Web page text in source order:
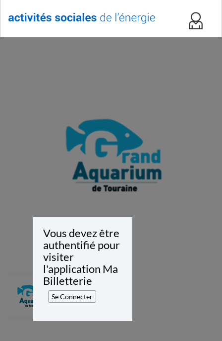
Vous devez être
authentifié pour
visiter
l'application Ma
Billetterie
Se Connecter